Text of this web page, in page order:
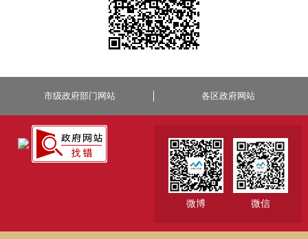
市级政府部门网站 各区政府网站
微博 微信